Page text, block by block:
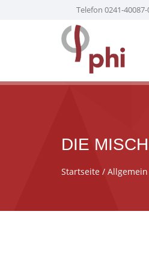
Telefon 0241-40087-
DIE
Startseite / Allgemein